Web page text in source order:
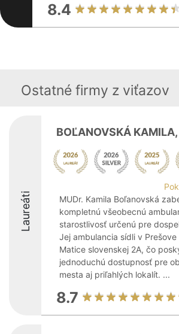
8.4
Ostatné firmy z viťazov
Laureáti
BOĽANOVSKÁ
MUDr. Kamila Boľanovská
kompletnú všeobecnú
starostlivosť určenú pre
Jej ambulancia sídli v Prešove
Matice slovenskej 2A, čo
jednoduchú dostupnosť pre
mesta aj priľahlých lokalít. ...
8.7